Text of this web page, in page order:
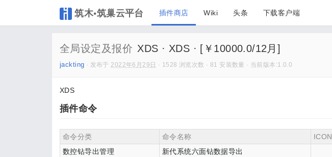
筑木•筑巢云平台 插件商店 Wiki 头条 下载客户端
全局设定及报价 XDS · XDS · [￥10000.0/12月]
jackting · 发布于 2022年6月29日 · 1528 浏览次数 · 81 安装数量 · 当前版本:1.0.0
XDS
插件命令
命令分类 命令名称 ICON
数控钻导出管理
新代系统六面钻数据导出